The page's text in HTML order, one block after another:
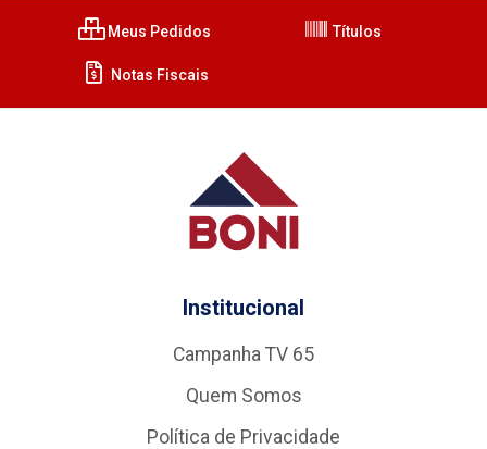
Meus Pedidos Títulos
Notas Fiscais
Institucional
Campanha TV 65
Quem Somos
Política de Privacidade